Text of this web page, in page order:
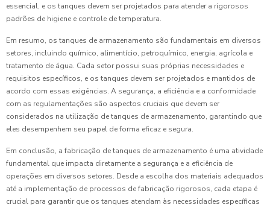
essencial, e os tanques devem ser projetados para atender a rigorosos
padrões de higiene e controle de temperatura.
Em resumo, os tanques de armazenamento são fundamentais em diversos
setores, incluindo químico, alimentício, petroquímico, energia, agrícola e
tratamento de água. Cada setor possui suas próprias necessidades e
requisitos específicos, e os tanques devem ser projetados e mantidos de
acordo com essas exigências. A segurança, a eficiência e a conformidade
com as regulamentações são aspectos cruciais que devem ser
considerados na utilização de tanques de armazenamento, garantindo que
eles desempenhem seu papel de forma eficaz e segura.
Em conclusão, a fabricação de tanques de armazenamento é uma atividade
fundamental que impacta diretamente a segurança e a eficiência de
operações em diversos setores. Desde a escolha dos materiais adequados
até a implementação de processos de fabricação rigorosos, cada etapa é
crucial para garantir que os tanques atendam às necessidades específicas